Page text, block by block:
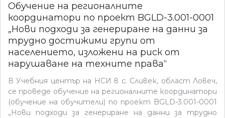
Обучение на регионалните
координатори по проект BGLD-3.001-0001
„Нови подходи за генериране на данни за
трудно достижими групи от
населението, изложени на риск от
нарушаване на техните права“
В Учебния център на НСИ в с. Сливек, област Ловеч,
се проведе обучение на регионалните координатори
(обучение на обучители) по проект BGLD-3.001-0001
„Нови подходи за генериране на данни за трудно